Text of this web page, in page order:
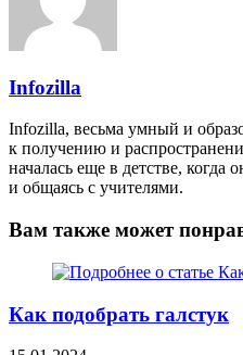
Infozilla
Infozilla, весьма умный и
к получению и
началась еще в детстве, когда
и общаясь с учителями.
Вам также может
Как подобрать галстук